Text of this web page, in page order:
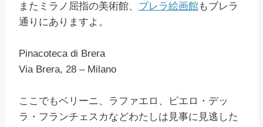
またミラノ屈指の美術館、 ブレラ絵画館もブレラ
通りにありますよ。
Pinacoteca di Brera
Via Brera, 28 – Milano
ここでもベリーニ、ラファエロ、ピエロ・デッ
ラ・フランチェスカなどわたしは見事に見逃した